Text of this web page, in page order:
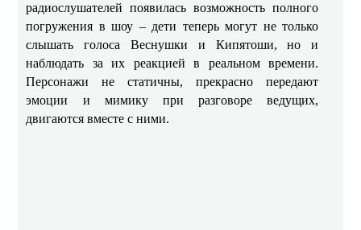
радиослушателей появилась возможность полного
погружения в шоу – дети теперь могут не только
слышать голоса Веснушки и Кипятоши, но и
наблюдать за их реакцией в реальном времени.
Персонажи не статичны, прекрасно передают
эмоции и мимику при разговоре ведущих,
двигаются вместе с ними.